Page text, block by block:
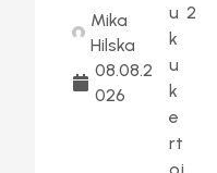
Mika
Hilska
08.08.2
026
u
k
u
k
e
rt
2